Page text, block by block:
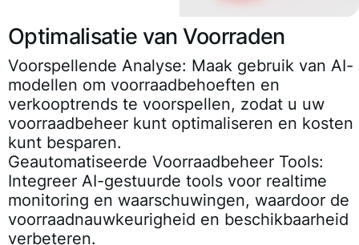
Optimalisatie van Voorraden
Voorspellende Analyse: Maak gebruik van AI-
modellen om voorraadbehoeften en
verkooptrends te voorspellen, zodat u uw
voorraadbeheer kunt optimaliseren en kosten
kunt besparen.
Geautomatiseerde Voorraadbeheer Tools:
Integreer AI-gestuurde tools voor realtime
monitoring en waarschuwingen, waardoor de
voorraadnauwkeurigheid en beschikbaarheid
verbeteren.